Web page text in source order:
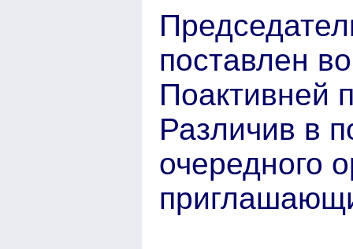
поставлен
Поактивней
Различив в
очередного